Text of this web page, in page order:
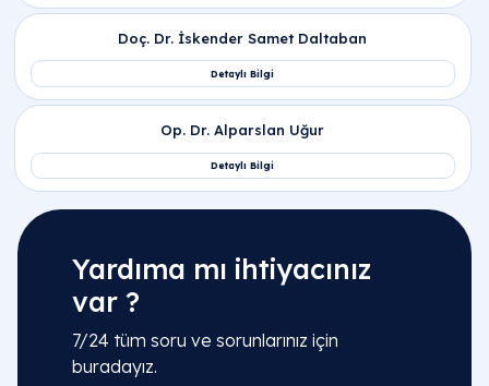
Yardıma mı ihtiyacınız
var ?
7/24 tüm soru ve sorunlarınız için
buradayız.